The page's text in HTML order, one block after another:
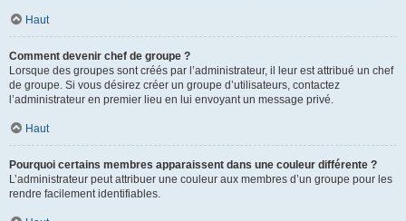
Haut
Comment devenir chef de groupe ?
Lorsque des groupes sont créés par l’administrateur, il leur est attribué un chef
de groupe. Si vous désirez créer un groupe d’utilisateurs, contactez
l’administrateur en premier lieu en lui envoyant un message privé.
Haut
Pourquoi certains membres apparaissent dans une couleur différente ?
L’administrateur peut attribuer une couleur aux membres d’un groupe pour les
rendre facilement identifiables.